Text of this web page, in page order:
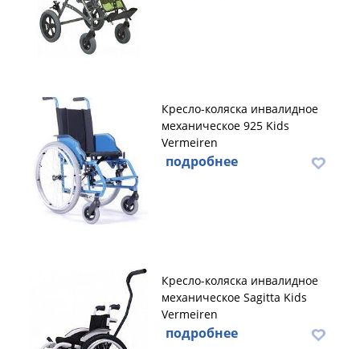
Кресло-коляска инвалидное
механическое 925 Kids
Vermeiren
подробнее
Кресло-коляска инвалидное
механическое Sagitta Kids
Vermeiren
подробнее